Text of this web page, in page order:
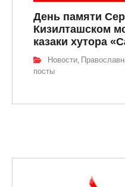
День памяти
Кизилташском
казаки хутора
Новости,
посты